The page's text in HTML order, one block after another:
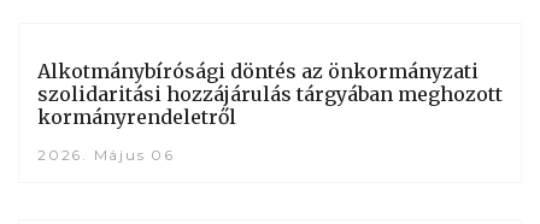
Alkotmánybírósági döntés az önkormányzati
szolidaritási hozzájárulás tárgyában meghozott
kormányrendeletről
2026. Május 06